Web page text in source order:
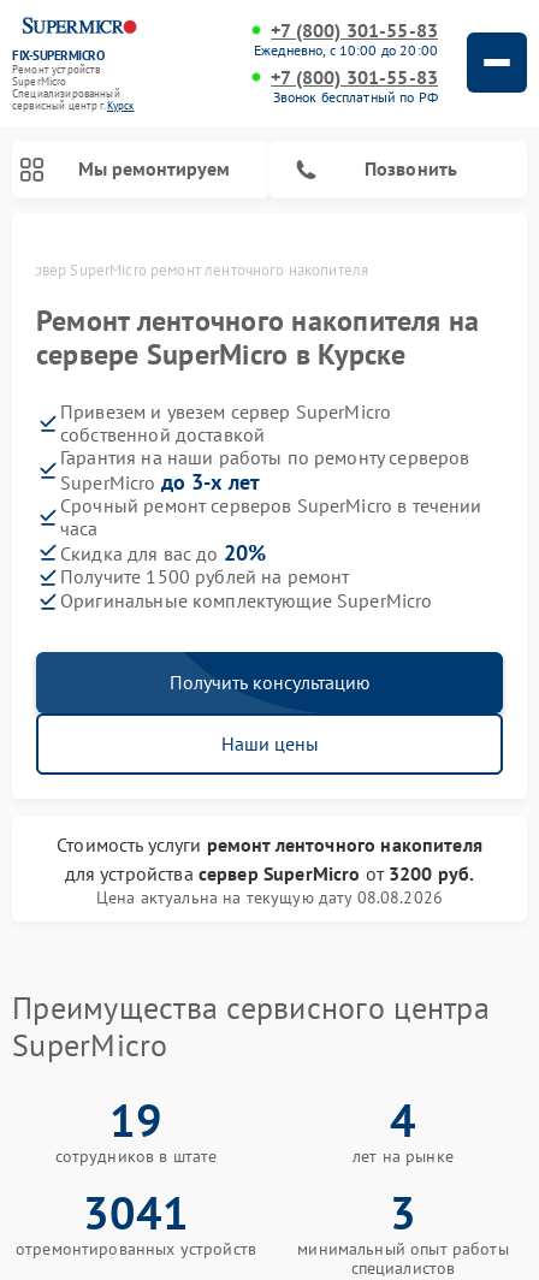
FIX-SUPERMICRO
Ремонт устройств
SuperMicro
Специализированный
cервисный центр г.Курск
+7 (800) 301-55-83
Ежедневно, с 10:00 до 20:00
+7 (800) 301-55-83
Звонок бесплатный по РФ
Мы ремонтируем Позвонить
Сервер SuperMicro ремонт ленточного накопителя
Ремонт ленточного накопителя на
сервере SuperMicro в Курске
Привезем и увезем сервер SuperMicro
собственной доставкой
Гарантия на наши работы по ремонту серверов
SuperMicro до 3-х лет
Срочный ремонт серверов SuperMicro в течении
часа
Скидка для вас до 20%
Получите 1500 рублей на ремонт
Оригинальные комплектующие SuperMicro
Получить консультацию
Наши цены
Стоимость услуги ремонт ленточного накопителя
для устройства сервер SuperMicro от 3200 руб.
Цена актуальна на текущую дату 08.08.2026
Преимущества сервисного центра
SuperMicro
19
сотрудников в штате
4
лет на рынке
3041
отремонтированных устройств
3
минимальный опыт работы
специалистов